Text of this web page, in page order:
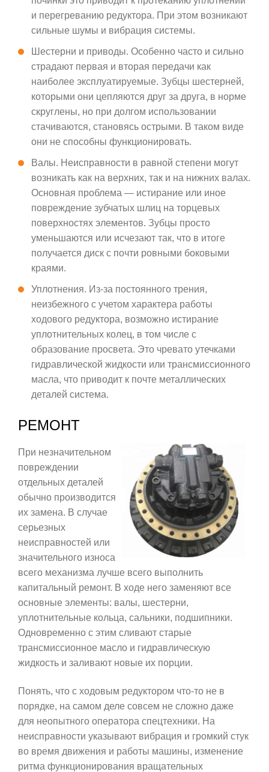
и перегреванию редуктора. При этом возникают
сильные шумы и вибрация системы.
Шестерни и приводы. Особенно часто и сильно
страдают первая и вторая передачи как
наиболее эксплуатируемые. Зубцы шестерней,
которыми они цепляются друг за друга, в норме
скруглены, но при долгом использовании
стачиваются, становясь острыми. В таком виде
они не способны функционировать.
Валы. Неисправности в равной степени могут
возникать как на верхних, так и на нижних валах.
Основная проблема — истирание или иное
повреждение зубчатых шлиц на торцевых
поверхностях элементов. Зубцы просто
уменьшаются или исчезают так, что в итоге
получается диск с почти ровными боковыми
краями.
Уплотнения. Из-за постоянного трения,
неизбежного с учетом характера работы
ходового редуктора, возможно истирание
уплотнительных колец, в том числе с
образование просвета. Это чревато утечками
гидравлической жидкости или трансмиссионного
масла, что приводит к почте металлических
деталей система.
РЕМОНТ
При незначительном
повреждении
отдельных деталей
обычно производится
их замена. В случае
серьезных
неисправностей или
значительного износа
всего механизма лучше всего выполнить
капитальный ремонт. В ходе него заменяют все
основные элементы: валы, шестерни,
уплотнительные кольца, сальники, подшипники.
Одновременно с этим сливают старые
трансмиссионное масло и гидравлическую
жидкость и заливают новые их порции.
Понять, что с ходовым редуктором что-то не в
порядке, на самом деле совсем не сложно даже
для неопытного оператора спецтехники. На
неисправности указывают вибрация и громкий стук
во время движения и работы машины, изменение
ритма функционирования вращательных